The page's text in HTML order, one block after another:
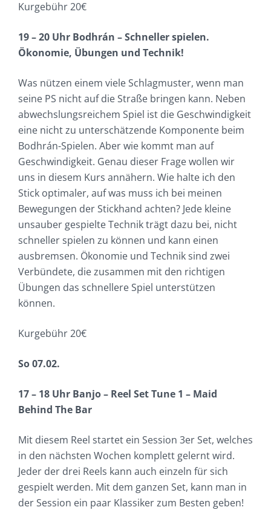
Kurgebühr 20€
19 – 20 Uhr Bodhrán – Schneller spielen.
Ökonomie, Übungen und Technik!
Was nützen einem viele Schlagmuster, wenn man
seine PS nicht auf die Straße bringen kann. Neben
abwechslungsreichem Spiel ist die Geschwindigkeit
eine nicht zu unterschätzende Komponente beim
Bodhrán-Spielen. Aber wie kommt man auf
Geschwindigkeit. Genau dieser Frage wollen wir
uns in diesem Kurs annähern. Wie halte ich den
Stick optimaler, auf was muss ich bei meinen
Bewegungen der Stickhand achten? Jede kleine
unsauber gespielte Technik trägt dazu bei, nicht
schneller spielen zu können und kann einen
ausbremsen. Ökonomie und Technik sind zwei
Verbündete, die zusammen mit den richtigen
Übungen das schnellere Spiel unterstützen
können.
Kurgebühr 20€
So 07.02.
17 – 18 Uhr Banjo – Reel Set Tune 1 – Maid
Behind The Bar
Mit diesem Reel startet ein Session 3er Set, welches
in den nächsten Wochen komplett gelernt wird.
Jeder der drei Reels kann auch einzeln für sich
gespielt werden. Mit dem ganzen Set, kann man in
der Session ein paar Klassiker zum Besten geben!